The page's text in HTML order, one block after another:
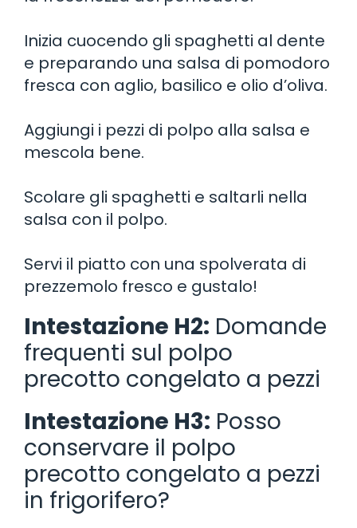
Inizia cuocendo gli spaghetti al dente
e preparando una salsa di pomodoro
fresca con aglio, basilico e olio d’oliva.
Aggiungi i pezzi di polpo alla salsa e
mescola bene.
Scolare gli spaghetti e saltarli nella
salsa con il polpo.
Servi il piatto con una spolverata di
prezzemolo fresco e gustalo!
Intestazione H2: Domande
frequenti sul polpo
precotto congelato a pezzi
Intestazione H3: Posso
conservare il polpo
precotto congelato a pezzi
in frigorifero?